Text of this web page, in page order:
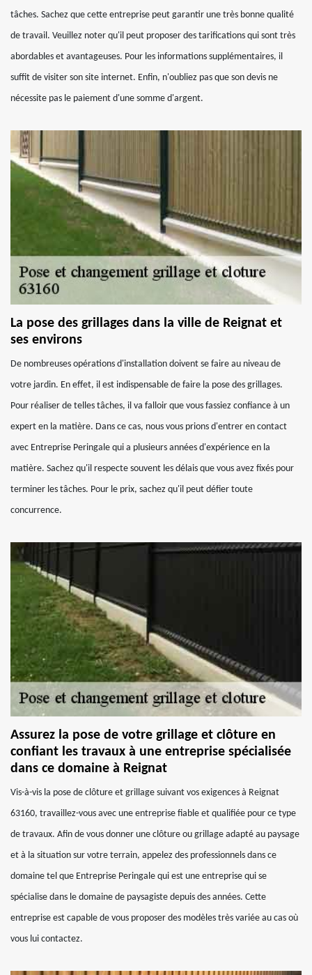
tâches. Sachez que cette entreprise peut garantir une très bonne qualité
de travail. Veuillez noter qu'il peut proposer des tarifications qui sont très
abordables et avantageuses. Pour les informations supplémentaires, il
suffit de visiter son site internet. Enfin, n'oubliez pas que son devis ne
nécessite pas le paiement d'une somme d'argent.
La pose des grillages dans la ville de Reignat et
ses environs
De nombreuses opérations d'installation doivent se faire au niveau de
votre jardin. En effet, il est indispensable de faire la pose des grillages.
Pour réaliser de telles tâches, il va falloir que vous fassiez confiance à un
expert en la matière. Dans ce cas, nous vous prions d'entrer en contact
avec Entreprise Peringale qui a plusieurs années d'expérience en la
matière. Sachez qu'il respecte souvent les délais que vous avez fixés pour
terminer les tâches. Pour le prix, sachez qu'il peut défier toute
concurrence.
Assurez la pose de votre grillage et clôture en
confiant les travaux à une entreprise spécialisée
dans ce domaine à Reignat
Vis-à-vis la pose de clôture et grillage suivant vos exigences à Reignat
63160, travaillez-vous avec une entreprise fiable et qualifiée pour ce type
de travaux. Afin de vous donner une clôture ou grillage adapté au paysage
et à la situation sur votre terrain, appelez des professionnels dans ce
domaine tel que Entreprise Peringale qui est une entreprise qui se
spécialise dans le domaine de paysagiste depuis des années. Cette
entreprise est capable de vous proposer des modèles très variée au cas où
vous lui contactez.